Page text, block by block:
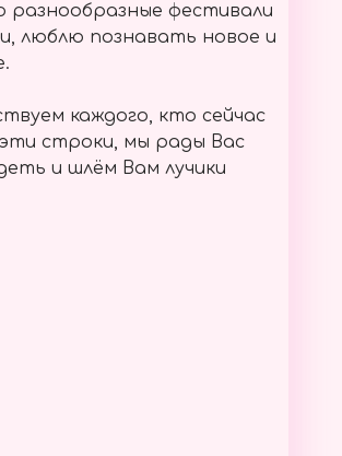
разнообразные фестивали
люблю познавать новое и
каждого, кто сейчас
строки, мы рады Вас
и шлём Вам лучики